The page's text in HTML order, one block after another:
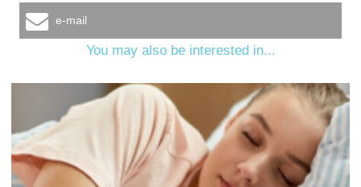
e-mail
You may also be interested in...